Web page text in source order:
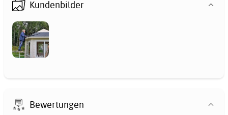
Kundenbilder
Bewertungen